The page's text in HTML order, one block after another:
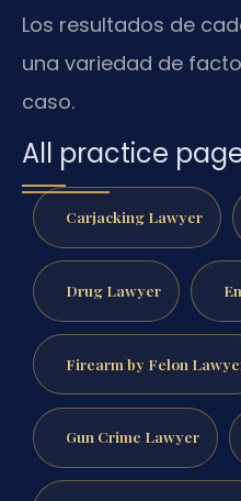
Los resultados de
una variedad de
caso.
All practice
Carjacking Lawyer
Drug Lawyer
Firearm by Felon
Gun Crime Lawyer